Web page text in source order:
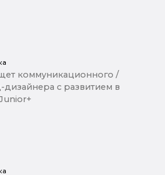
коммуникационного /
с развитием в